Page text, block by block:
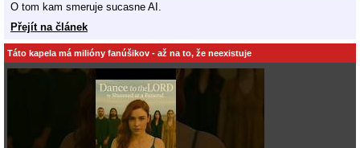
O tom kam smeruje sucasne AI.
Přejít na článek
Táto kapela má milióny fanúšikov - až na to, že neexistuje